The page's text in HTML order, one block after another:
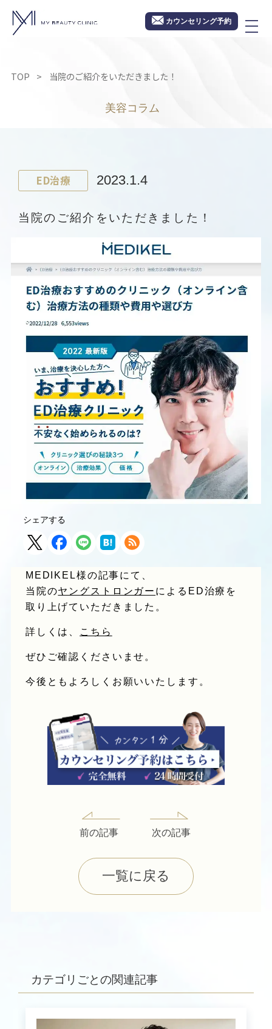
カウンセリング予約
TOP 当院のご紹介をいただきました！
美容コラム
ED治療 2023.1.4
当院のご紹介をいただきました！
シェアする
MEDIKEL様の記事にて、
当院のヤングストロンガー によるED治療を
取り上げていただきました。
詳しくは、 こちら
ぜひご確認くださいませ。
今後ともよろしくお願いいたします。
前の記事
一覧に戻る
次の記事
カテゴリごとの関連記事